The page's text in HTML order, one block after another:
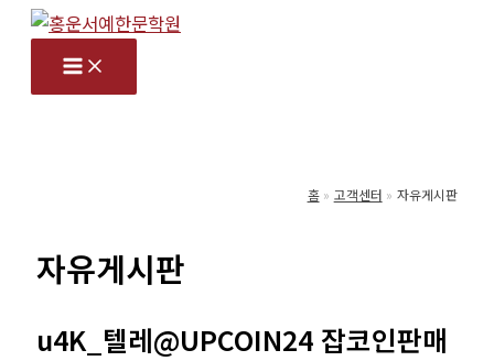
홈 고객센터 자유게시판
자유게시판
u4K_텔레@UPCOIN24 잡코인판매